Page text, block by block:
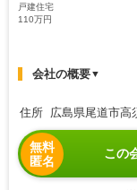
戸建住宅
110万円
会社の概要▼
住所 広島県尾道市高
無料
匿名
この